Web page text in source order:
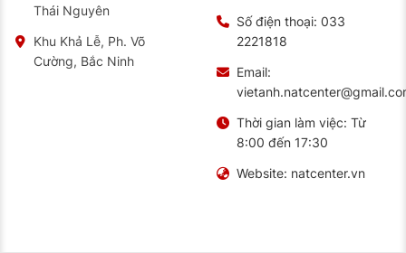
Thái Nguyên
Khu Khả Lễ, Ph. Võ
Cường, Bắc Ninh
Số điện thoại: 033
2221818
Email:
Thời gian làm việc: Từ
8:00 đến 17:30
Website: natcenter.vn